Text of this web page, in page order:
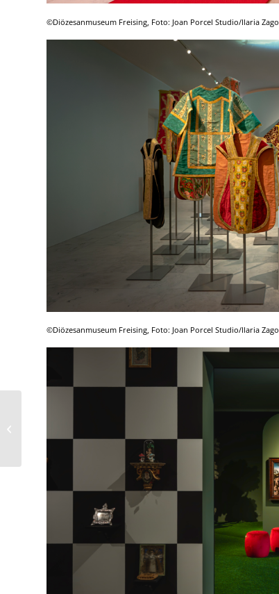
©Diözesanmuseum Freising, Foto: Joan Porcel Studio/Ilaria Zago
©Diözesanmuseum Freising, Foto: Joan Porcel Studio/Ilaria Zago